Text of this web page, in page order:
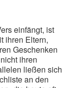
einfängt, ist
ihren Eltern,
Geschenken
ihren
ließen sich
an den